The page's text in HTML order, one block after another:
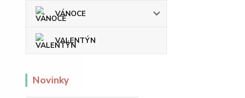
VÁNOCE
VALENTÝN
Novinky